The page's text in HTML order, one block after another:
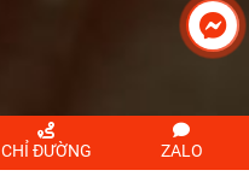
CHỈ ĐƯỜNG ZALO